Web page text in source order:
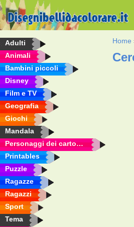
Adulti
Animali
Bambini piccoli
Disney
Film e TV
Geografia
Giochi
Mandala
Personaggi dei cartoni animati
Printables
Puzzle
Ragazze
Ragazzi
Sport
Tema
Home